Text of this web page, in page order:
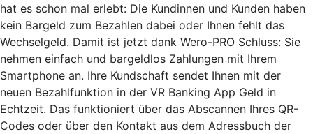
hat es schon mal erlebt: Die Kundinnen und Kunden haben
kein Bargeld zum Bezahlen dabei oder Ihnen fehlt das
Wechselgeld. Damit ist jetzt dank Wero-PRO Schluss: Sie
nehmen einfach und bargeldlos Zahlungen mit Ihrem
Smartphone an. Ihre Kundschaft sendet Ihnen mit der
neuen Bezahlfunktion in der VR Banking App Geld in
Echtzeit. Das funktioniert über das Abscannen Ihres QR-
Codes oder über den Kontakt aus dem Adressbuch der